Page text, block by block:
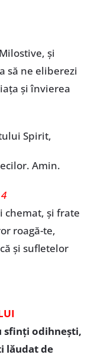
și
să ne eliberezi
şi învierea
Spirit,
Amin.
chemat, şi frate
roagă-te,
şi sufletelor
sfinţi odihneşti,
lăudat de